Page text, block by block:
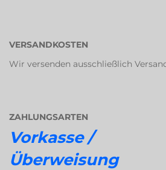
VERSANDKOSTEN
Wir versenden ausschließlich
ZAHLUNGSARTEN
Vorkasse /
Überweisung